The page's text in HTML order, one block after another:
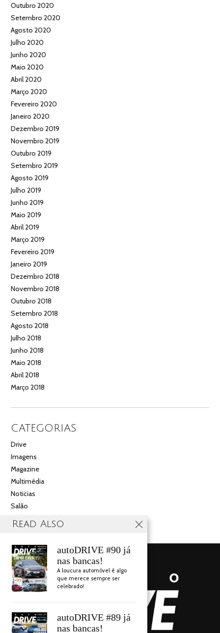
Outubro 2020
Setembro 2020
Agosto 2020
Julho 2020
Junho 2020
Maio 2020
Abril 2020
Março 2020
Fevereiro 2020
Janeiro 2020
Dezembro 2019
Novembro 2019
Outubro 2019
Setembro 2019
Agosto 2019
Julho 2019
Junho 2019
Maio 2019
Abril 2019
Março 2019
Fevereiro 2019
Janeiro 2019
Dezembro 2018
Novembro 2018
Outubro 2018
Setembro 2018
Agosto 2018
Julho 2018
Junho 2018
Maio 2018
Abril 2018
Março 2018
CATEGORIAS
Drive
Imagens
Magazine
Multimédia
Noticias
Salão
Videos
Read Also
autoDRIVE #90 já
nas bancas!
A loucura automóvel é algo
que merece sempre ser
celebrado!
autoDRIVE #89 já
nas bancas!